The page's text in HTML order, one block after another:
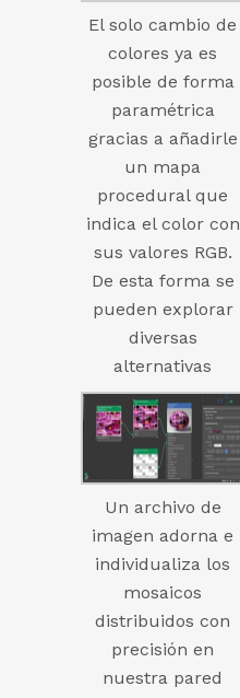
El solo cambio de
colores ya es
posible de forma
paramétrica
gracias a añadirle
un mapa
procedural que
indica el color con
sus valores RGB.
De esta forma se
pueden explorar
diversas
alternativas
Un archivo de
imagen adorna e
individualiza los
mosaicos
distribuidos con
precisión en
nuestra pared